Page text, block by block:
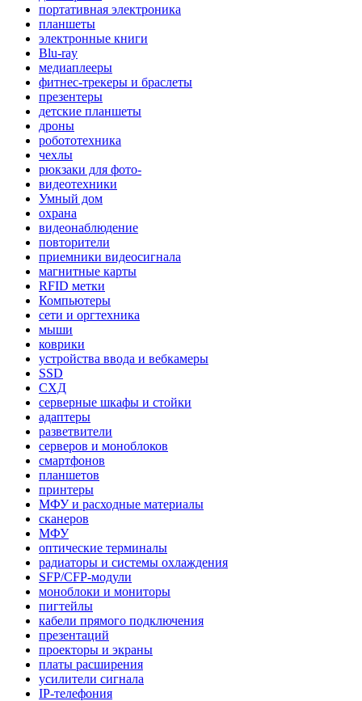
портативная электроника
планшеты
электронные книги
Blu-ray
медиаплееры
фитнес-трекеры и браслеты
презентеры
детские планшеты
дроны
робототехника
чехлы
рюкзаки для фото-
видеотехники
Умный дом
охрана
видеонаблюдение
повторители
приемники видеосигнала
магнитные карты
RFID метки
Компьютеры
сети и оргтехника
мыши
коврики
устройства ввода и вебкамеры
SSD
СХД
серверные шкафы и стойки
адаптеры
разветвители
серверов и моноблоков
смартфонов
планшетов
принтеры
МФУ и расходные материалы
сканеров
МФУ
оптические терминалы
радиаторы и системы охлаждения
SFP/CFP-модули
моноблоки и мониторы
пигтейлы
кабели прямого подключения
презентаций
проекторы и экраны
платы расширения
усилители сигнала
IP-телефония